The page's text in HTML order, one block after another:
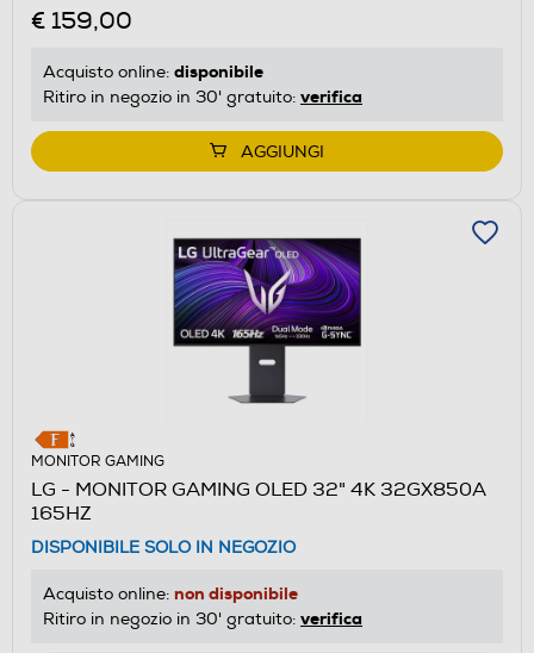
€ 159,00
Acquisto online: disponibile
Ritiro in negozio in 30' gratuito: verifica
AGGIUNGI
MONITOR GAMING
LG - MONITOR GAMING OLED 32" 4K 32GX850A
165HZ
DISPONIBILE SOLO IN NEGOZIO
Acquisto online: non disponibile
Ritiro in negozio in 30' gratuito: verifica